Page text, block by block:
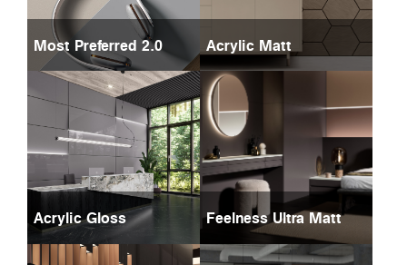
Most Preferred 2.0 Acrylic Matt
Acrylic Gloss Feelness Ultra Matt